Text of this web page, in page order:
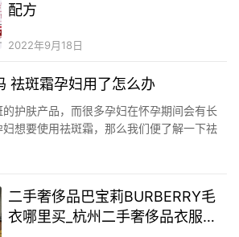
配方
2022年9月18日
祛斑霜孕妇用了怎么办
护肤产品，而很多孕妇在怀孕期间会有长
想要使用祛斑霜，那么我们便了解一下祛
孕妇用了怎么办？ 祛斑霜孕妇能用吗 孕妇
应当警惕使用化妆用品，特别是祛斑类产
二手奢侈品巴宝莉BURBERRY毛
衣哪里买_杭州二手奢侈品衣服二